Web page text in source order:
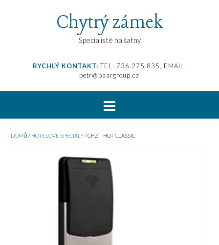
Chytrý zámek
Specialisté na šatny
RYCHLÝ KONTAKT: TEL: 736 275 835, EMAIL:
petr@baargroup.cz
DOMŮ/ HOTELOVÉ SPECIÁLY/ CHZ – HOT CLASSIC